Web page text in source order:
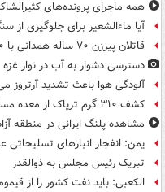
همه ماجرای پرونده‌های
آیا ماءالشعیر برای جلوگیری از
قاتلان پیرزن ۷۰ ساله همدانی با ۵۰ گرم طلا دستگیر شدند
دسترسی دشوار به آب در نوار غزه
آلودگی هوا باعث تشدید آرتروز
کشف ۳۱۰ گرم تریاک از معده مسافر اتوبوس در قاینات
مشاهده پلنگ ایرانی در منطقه
یمن: انفجار انبارهای تسلیحاتی
تبریک رئیس مجلس به ذوالقدر
الکعبی: باید نفت کشور را از